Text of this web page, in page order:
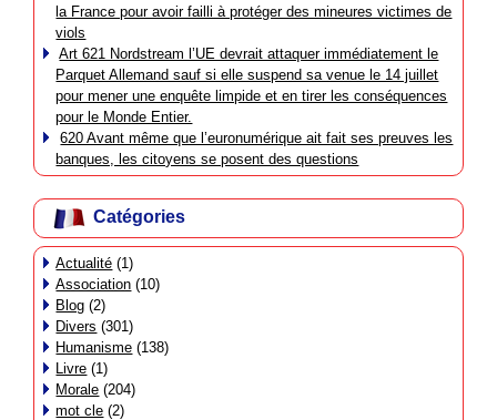
la France pour avoir failli à protéger des mineures victimes de
viols
Art 621 Nordstream l’UE devrait attaquer immédiatement le
Parquet Allemand sauf si elle suspend sa venue le 14 juillet
pour mener une enquête limpide et en tirer les conséquences
pour le Monde Entier.
620 Avant même que l’euronumérique ait fait ses preuves les
banques, les citoyens se posent des questions
Catégories
Actualité (1)
Association (10)
Blog (2)
Divers (301)
Humanisme (138)
Livre (1)
Morale (204)
mot cle (2)